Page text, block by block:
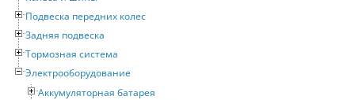
Подвеска передних колес
Задняя подвеска
Тормозная система
Электрооборудование
Аккумуляторная батарея